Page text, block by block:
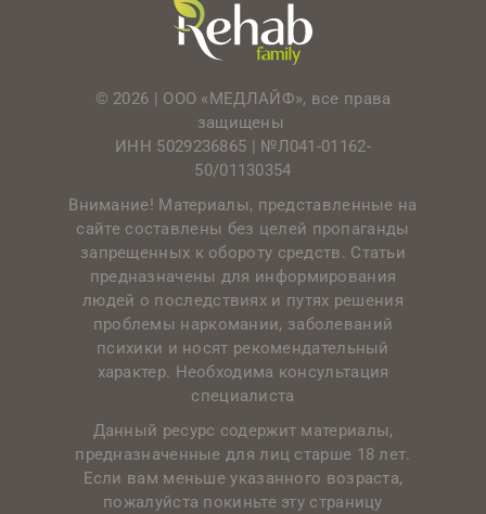
© 2026 | ООО «МЕДЛАЙФ», все права
защищены
ИНН 5029236865 | №Л041-01162-
50/01130354
Внимание! Материалы, представленные на
сайте составлены без целей пропаганды
запрещенных к обороту средств. Статьи
предназначены для информирования
людей о последствиях и путях решения
проблемы наркомании, заболеваний
психики и носят рекомендательный
характер. Необходима консультация
специалиста
Данный ресурс содержит материалы,
предназначенные для лиц старше 18 лет.
Если вам меньше указанного возраста,
пожалуйста покиньте эту страницу